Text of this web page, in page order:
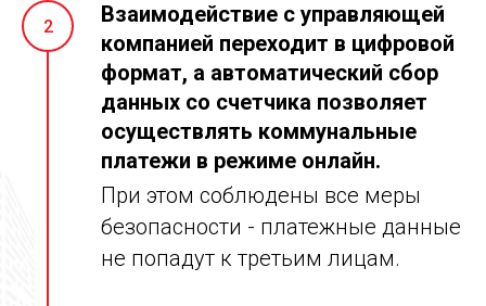
2
Взаимодействие с управляющей
компанией переходит в цифровой
формат, а автоматический сбор
данных со счетчика позволяет
осуществлять коммунальные
платежи в режиме онлайн.
При этом соблюдены все меры
безопасности - платежные данные
не попадут к третьим лицам.